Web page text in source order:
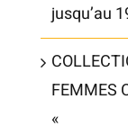
jusqu’au
FEMMES
«